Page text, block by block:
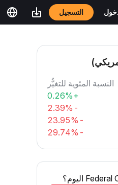
التسجيل
النسبة المئوية للتغيُّر
+0.26%
-2.39%
-23.95%
-29.74%